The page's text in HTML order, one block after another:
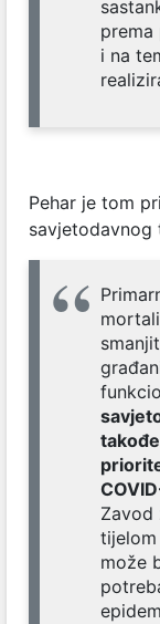
i na
Pehar je tom
savjetodavnog
Zavod
može